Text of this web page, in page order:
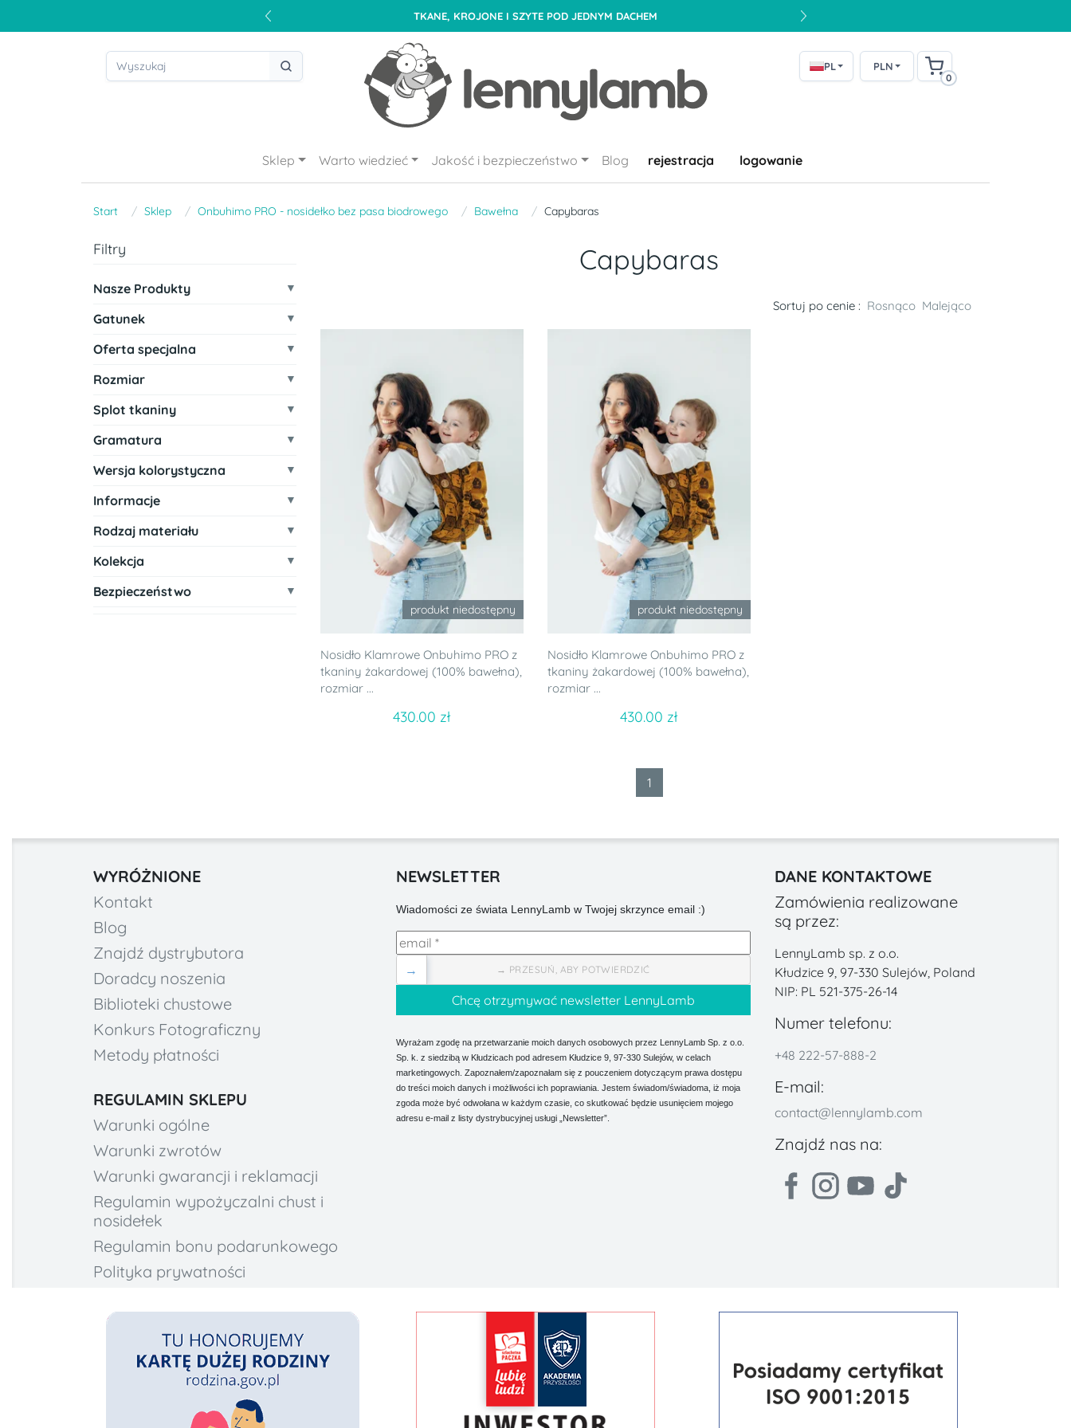
TKANE, KROJONE I SZYTE POD JEDNYM DACHEM
PL PLN
0
Sklep Warto wiedzieć Jakość i bezpieczeństwo Blog rejestracja logowanie
Start Sklep Onbuhimo PRO - nosidełko bez pasa biodrowego Bawełna Capybaras
Filtry
Nasze Produkty
Gatunek
Oferta specjalna
Rozmiar
Splot tkaniny
Gramatura
Wersja kolorystyczna
Informacje
Rodzaj materiału
Kolekcja
Bezpieczeństwo
Capybaras
Sortuj po cenie : Rosnąco Malejąco
produkt niedostępny
Nosidło Klamrowe Onbuhimo PRO z
tkaniny żakardowej (100% bawełna),
rozmiar ...
430.00 zł
produkt niedostępny
Nosidło Klamrowe Onbuhimo PRO z
tkaniny żakardowej (100% bawełna),
rozmiar ...
430.00 zł
1
WYRÓŻNIONE
Kontakt
Blog
Znajdź dystrybutora
Doradcy noszenia
Biblioteki chustowe
Konkurs Fotograficzny
Metody płatności
REGULAMIN SKLEPU
Warunki ogólne
Warunki zwrotów
Warunki gwarancji i reklamacji
Regulamin wypożyczalni chust i
nosidełek
Regulamin bonu podarunkowego
Polityka prywatności
NEWSLETTER
Wiadomości ze świata LennyLamb w Twojej skrzynce email :)
→ PRZESUŃ, ABY POTWIERDZIĆ
→
Wyrażam zgodę na przetwarzanie moich danych osobowych przez LennyLamb Sp. z o.o.
Sp. k. z siedzibą w Kłudzicach pod adresem Kłudzice 9, 97-330 Sulejów, w celach
marketingowych. Zapoznałem/zapoznałam się z pouczeniem dotyczącym prawa dostępu
do treści moich danych i możliwości ich poprawiania. Jestem świadom/świadoma, iż moja
zgoda może być odwołana w każdym czasie, co skutkować będzie usunięciem mojego
adresu e-mail z listy dystrybucyjnej usługi „Newsletter”.
DANE KONTAKTOWE
Zamówienia realizowane
są przez:
LennyLamb sp. z o.o.
Kłudzice 9, 97-330 Sulejów, Poland
NIP: PL 521-375-26-14
Numer telefonu:
+48 222-57-888-2
E-mail:
contact@lennylamb.com
Znajdź nas na: